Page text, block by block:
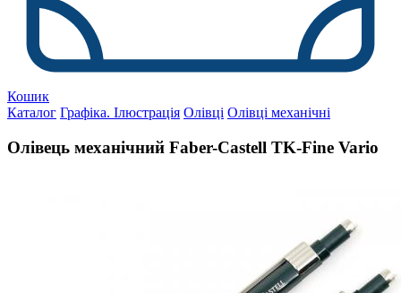
Кошик
Каталог Графіка. Ілюстрація Олівці Олівці механічні
Олівець механічний Faber-Castell TK-Fine Vario